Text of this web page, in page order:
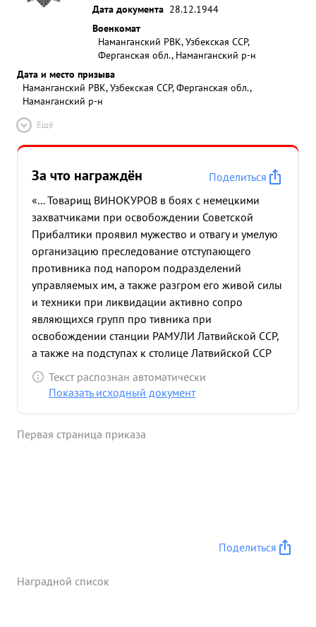
Дата документа 28.12.1944
Военкомат
Наманганский РВК, Узбекская ССР,
Ферганская обл., Наманганский р-н
Дата и место призыва
Наманганский РВК, Узбекская ССР, Ферганская обл.,
Наманганский р-н
Ещё
За что награждён
Поделиться
«... Товарищ ВИНОКУРОВ в боях с немецкими
захватчиками при освобождении Советской
Прибалтики проявил мужество и отвагу и умелую
организацию преследование отступающего
противника под напором подразделений
управляемых им, а также разгром его живой силы
и техники при ликвидации активно сопро
являющихся групп про тивника при
освобождении станции РАМУЛИ Латвийской ССР,
а также на подступах к столице Латвийской ССР
городу РИГЕ и особенно в районе высоты 208.0. в
процессе управления подразделениями
заслона. Будучи на наблюдательном пункте при
Командования дивизии в разгроме живой силы и
Текст распознан автоматически
Показать исходный документ
Первая страница приказа
Поделиться
Наградной список